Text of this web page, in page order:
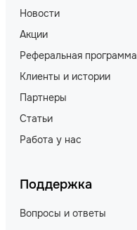
Новости
Акции
Реферальная программа
Клиенты и истории
Партнеры
Статьи
Работа у нас
Поддержка
Вопросы и ответы